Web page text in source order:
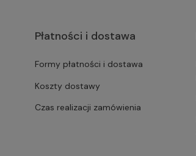
Płatności i dostawa
Formy płatności i dostawa
Koszty dostawy
Czas realizacji zamówienia